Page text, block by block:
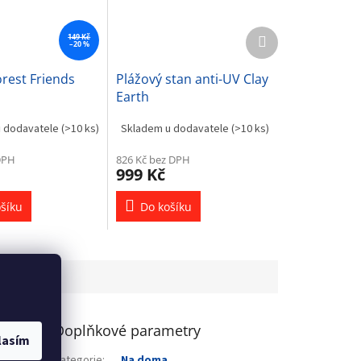
149 Kč
–20 %
Friends
dodavatele(>10 ks)
Plážový stan anti-UV Clay
Earth
Skladem u dodavatele (>10 ks)
826 Kč bez DPH
999 Kč
Do košíku
Další
produkt
Doplňkové parametry